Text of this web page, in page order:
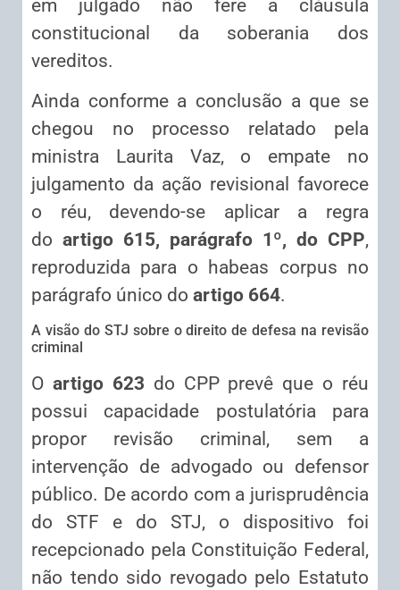
em julgado não fere a cláusula
constitucional da soberania dos
vereditos.
Ainda conforme a conclusão a que se
chegou no processo relatado pela
ministra Laurita Vaz, o empate no
julgamento da ação revisional favorece
o réu, devendo-se aplicar a regra
do artigo 615, parágrafo 1º, do CPP,
reproduzida para o habeas corpus no
parágrafo único do artigo 664.
A visão do STJ sobre o direito de defesa na revisão
criminal
O artigo 623 do CPP prevê que o réu
possui capacidade postulatória para
propor revisão criminal, sem a
intervenção de advogado ou defensor
público. De acordo com a jurisprudência
do STF e do STJ, o dispositivo foi
recepcionado pela Constituição Federal,
não tendo sido revogado pelo Estatuto